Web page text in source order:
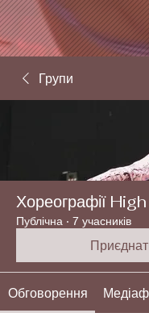
Групи
Хореографії
Публічна · 7 учасників
Обговорення